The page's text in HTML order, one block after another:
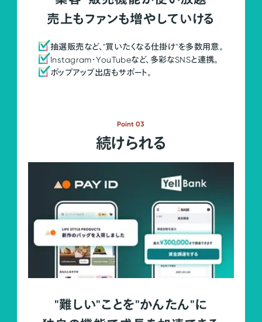
売上もファンも増やしていける
抽選販売など、"買いたくなる仕掛け"を多数用意。
Instagram・YouTubeなど、多彩なSNSと連携。
ポップアップ出店もサポート。
Point 03
続けられる
"難しい"ことを"かんたん"に